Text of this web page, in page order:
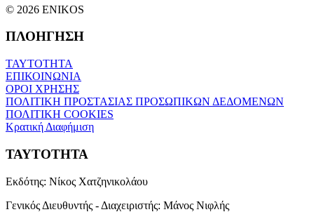
© 2026 ENIKOS
ΠΛΟΗΓΗΣΗ
ΤΑΥΤΟΤΗΤΑ
ΕΠΙΚΟΙΝΩΝΙΑ
ΟΡΟΙ ΧΡΗΣΗΣ
ΠΟΛΙΤΙΚΗ ΠΡΟΣΤΑΣΙΑΣ ΠΡΟΣΩΠΙΚΩΝ ΔΕΔΟΜΕΝΩΝ
ΠΟΛΙΤΙΚΗ COOKIES
Κρατική Διαφήμιση
ΤΑΥΤΟΤΗΤΑ
Εκδότης: Νίκος Χατζηνικολάου
Γενικός Διευθυντής - Διαχειριστής: Μάνος Νιφλής